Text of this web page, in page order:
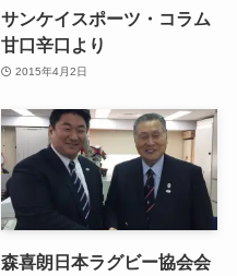
サンケイスポーツ・コラム
甘口辛口より
2015年4月2日
森喜朗日本ラグビー協会会